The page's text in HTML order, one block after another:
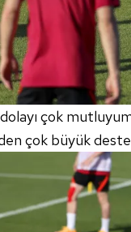
kullanılmaktadır.
faaliyetlerinin
ilişkin tercihlerinizi
tıklayabilir,Çerez
Kişisel Verilerin
uygun olarak
çok
çok büyük